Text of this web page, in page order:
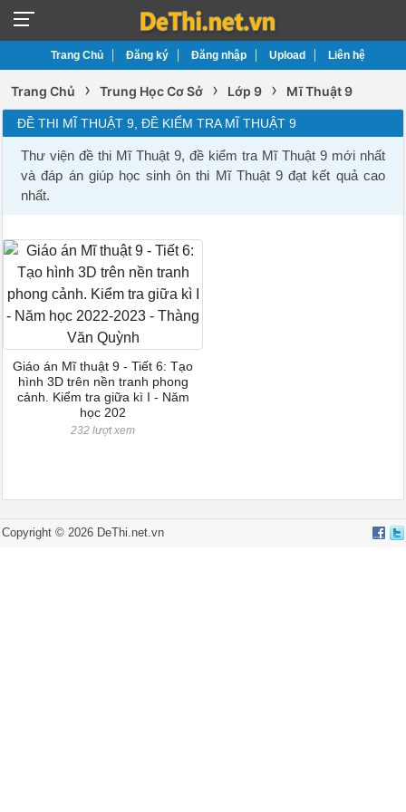
Trang Chủ Đăng ký Đăng nhập Upload Liên hệ
Trang Chủ › Trung Học Cơ Sở › Lớp 9 › Mĩ Thuật 9
ĐỀ THI MĨ THUẬT 9, ĐỀ KIỂM TRA MĨ THUẬT 9
Thư viện đề thi Mĩ Thuật 9, đề kiểm tra Mĩ Thuật 9 mới nhất
và đáp án giúp học sinh ôn thi Mĩ Thuật 9 đạt kết quả cao
nhất.
Giáo án Mĩ thuật 9 - Tiết 6: Tạo
hình 3D trên nền tranh phong
cảnh. Kiểm tra giữa kì I - Năm
học 202
232 lượt xem
Copyright ©2026 DeThi.net.vn